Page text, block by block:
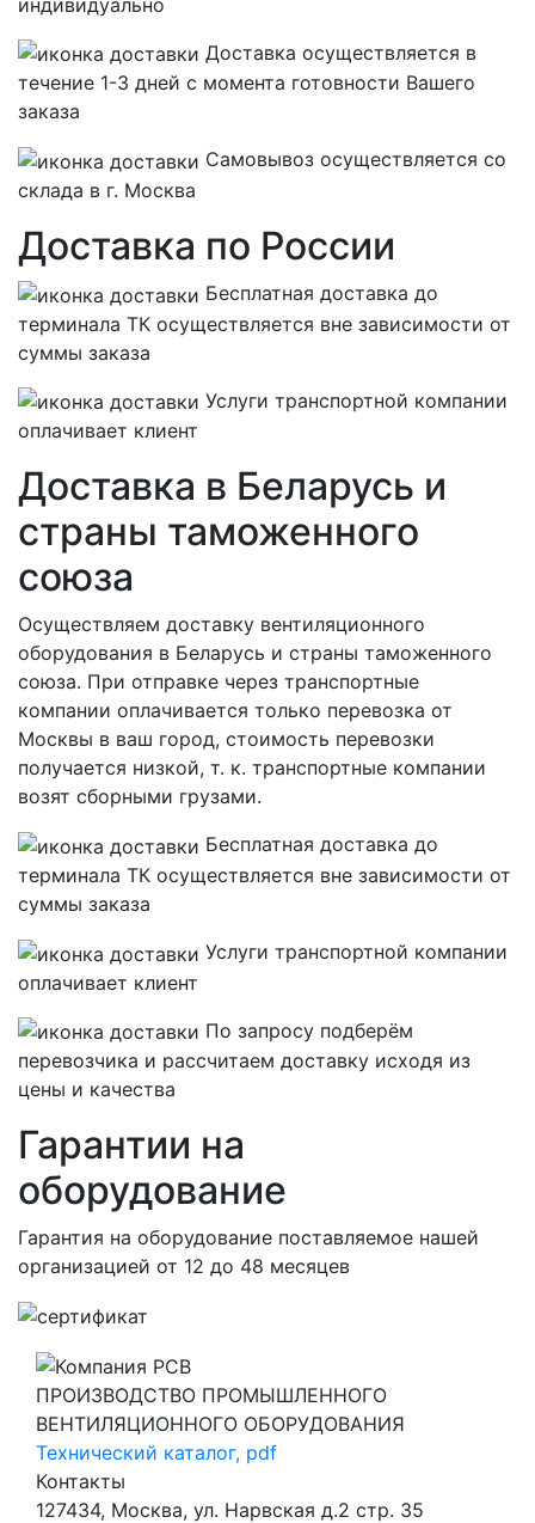
Доставка осуществляется в
течение 1-3 дней с момента готовности Вашего
заказа
Самовывоз осуществляется со
склада в г. Москва
Доставка по России
Бесплатная доставка до
терминала ТК осуществляется вне зависимости от
суммы заказа
Услуги транспортной компании
оплачивает клиент
Доставка в Беларусь и
страны таможенного
союза
Осуществляем доставку вентиляционного
оборудования в Беларусь и страны таможенного
союза. При отправке через транспортные
компании оплачивается только перевозка от
Москвы в ваш город, стоимость перевозки
получается низкой, т. к. транспортные компании
возят сборными грузами.
Бесплатная доставка до
терминала ТК осуществляется вне зависимости от
суммы заказа
Услуги транспортной компании
оплачивает клиент
По запросу подберём
перевозчика и рассчитаем доставку исходя из
цены и качества
Гарантии на
оборудование
Гарантия на оборудование поставляемое нашей
организацией от 12 до 48 месяцев
ПРОИЗВОДСТВО ПРОМЫШЛЕННОГО
ВЕНТИЛЯЦИОННОГО ОБОРУДОВАНИЯ
Технический каталог, pdf
Контакты
127434, Москва, ул. Нарвская д.2 стр. 35